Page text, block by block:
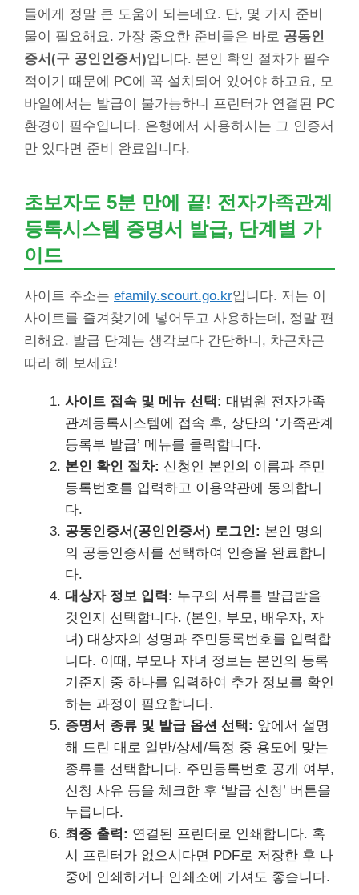
들에게 정말 큰 도움이 되는데요. 단, 몇 가지 준비
물이 필요해요. 가장 중요한 준비물은 바로 공동인
증서(구 공인인증서)입니다. 본인 확인 절차가 필수
적이기 때문에 PC에 꼭 설치되어 있어야 하고요, 모
바일에서는 발급이 불가능하니 프린터가 연결된 PC
환경이 필수입니다. 은행에서 사용하시는 그 인증서
만 있다면 준비 완료입니다.
초보자도 5분 만에 끝! 전자가족관계
등록시스템 증명서 발급, 단계별 가
이드
사이트 주소는 efamily.scourt.go.kr입니다. 저는 이
사이트를 즐겨찾기에 넣어두고 사용하는데, 정말 편
리해요. 발급 단계는 생각보다 간단하니, 차근차근
따라 해 보세요!
사이트 접속 및 메뉴 선택: 대법원 전자가족
관계등록시스템에 접속 후, 상단의 ‘가족관계
등록부 발급’ 메뉴를 클릭합니다.
본인 확인 절차: 신청인 본인의 이름과 주민
등록번호를 입력하고 이용약관에 동의합니
다.
공동인증서(공인인증서) 로그인: 본인 명의
의 공동인증서를 선택하여 인증을 완료합니
다.
대상자 정보 입력: 누구의 서류를 발급받을
것인지 선택합니다. (본인, 부모, 배우자, 자
녀) 대상자의 성명과 주민등록번호를 입력합
니다. 이때, 부모나 자녀 정보는 본인의 등록
기준지 중 하나를 입력하여 추가 정보를 확인
하는 과정이 필요합니다.
증명서 종류 및 발급 옵션 선택: 앞에서 설명
해 드린 대로 일반/상세/특정 중 용도에 맞는
종류를 선택합니다. 주민등록번호 공개 여부,
신청 사유 등을 체크한 후 ‘발급 신청’ 버튼을
누릅니다.
최종 출력: 연결된 프린터로 인쇄합니다. 혹
시 프린터가 없으시다면 PDF로 저장한 후 나
중에 인쇄하거나 인쇄소에 가셔도 좋습니다.